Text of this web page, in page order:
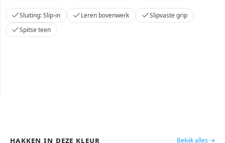
Sluiting: Slip-in Leren bovenwerk
Slipvaste grip
Spitse teen
Hakken in deze kleur Bekijk alles →